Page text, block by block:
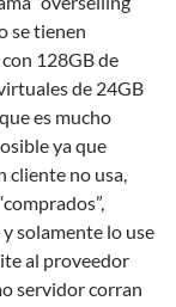
se tienen
128GB de
de 24GB
es mucho
ya que
cliente no usa,
solamente lo use
al proveedor
servidor corran